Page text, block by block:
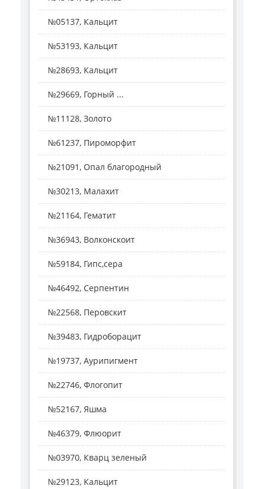
№05137, Кальцит
№53193, Кальцит
№28693, Кальцит
№29669, Горный ...
№11128, Золото
№61237, Пироморфит
№21091, Опал благородный
№30213, Малахит
№21164, Гематит
№36943, Волконскоит
№59184, Гипс,сера
№46492, Серпентин
№22568, Перовскит
№39483, Гидроборацит
№19737, Аурипигмент
№22746, Флогопит
№52167, Яшма
№46379, Флюорит
№03970, Кварц зеленый
№29123, Кальцит